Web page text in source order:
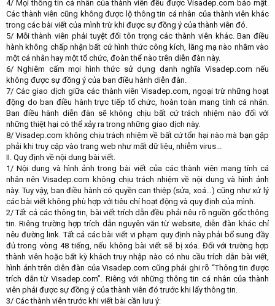
4/ Mọi thông tin cá nhân của thành viên đều được Visadep.com bảo mật.
Các thành viên cũng không được lộ thông tin cá nhân của thành viên khác
trong các bài viết của mình trừ khi được sự đồng ý của thành viên đó.
5/ Mỗi thành viên phải tuyệt đối tôn trọng các thành viên khác. Ban điều
hành không chấp nhận bất cứ hình thức công kích, lăng mạ nào nhắm vào
một cá nhân hay một tổ chức, đoàn thể nào trên diễn đàn này.
6/ Nghiêm cấm mọi hình thức sử dụng danh nghĩa Visadep.com nếu
không được sự đồng ý của ban điều hành diễn đàn.
7/ Các giao dịch giữa các thành viên Visadep.com, ngoại trừ những hoạt
động do ban điều hành trực tiếp tổ chức, hoàn toàn mang tính cá nhân.
Ban điều hành diễn đàn sẽ không chịu bất cứ trách nhiệm nào đối với
những thiệt hại có thể xảy ra trong những giao dịch này.
8/ Visadep.com không chịu trách nhiệm về bất cứ tổn hại nào mà bạn gặp
phải khi truy cập vào trang web như mất dữ liệu, nhiễm virus...
II. Quy định về nội dung bài viết.
1/ Nội dung và hình ảnh trong bài viết của các thành viên mang tính cá
nhân nên Visadep.com không chịu trách nhiệm về nội dung và hình ảnh
này. Tuy vậy, ban điều hành có quyền can thiệp (sửa, xoá…) cũng như xử lý
các bài viết không phù hợp với tiêu chí hoạt động và quy định của mình.
2/ Tất cả các thông tin, bài viết trích dẫn đều phải nêu rõ nguồn gốc thông
tin. Riêng trường hợp trích dẫn nguyên văn từ website, diễn đàn khác chỉ
nêu đường link. Tất cả các bài viết vi phạm quy định này phải bổ sung đầy
đủ trong vòng 48 tiếng, nếu không bài viết sẽ bị xóa. Đối với trường hợp
thành viên hoặc bất kỳ khách truy nhập nào có nhu cầu trích dẫn bài viết,
hình ảnh trên diễn đàn của Visadep.com cũng phải ghi rõ “Thông tin được
trích dẫn từ Visadep.com”. Riêng với những thông tin cá nhân của thành
viên phải được sự đồng ý của thành viên đó trước khi lấy thông tin.
3/ Các thành viên trước khi viết bài cần lưu ý: